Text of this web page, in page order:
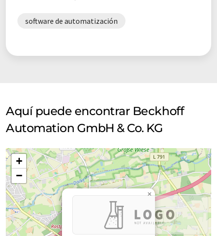
software de automatización
Aquí puede encontrar Beckhoff
Automation GmbH & Co. KG
×
+
−